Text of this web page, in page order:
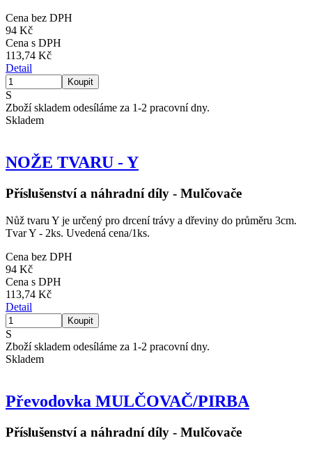
Cena bez DPH
94 Kč
Cena s DPH
113,74 Kč
Detail
S
Zboží skladem odesíláme za 1-2 pracovní dny.
Skladem
NOŽE TVARU - Y
Příslušenství a náhradní díly - Mulčovače
Nůž tvaru Y je určený pro drcení trávy a dřeviny do průměru 3cm.
Tvar Y - 2ks. Uvedená cena/1ks.
Cena bez DPH
94 Kč
Cena s DPH
113,74 Kč
Detail
S
Zboží skladem odesíláme za 1-2 pracovní dny.
Skladem
Převodovka MULČOVAČ/PIRBA
Příslušenství a náhradní díly - Mulčovače